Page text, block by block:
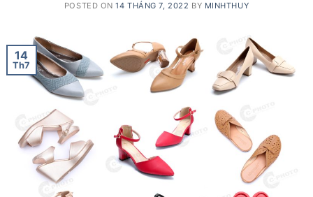
POSTED ON14 THÁNG 7, 2022 BY MINHTHUY
14
Th7